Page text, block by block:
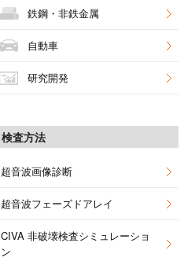
鉄鋼・非鉄金属
自動車
研究開発
検査方法
超音波画像診断
超音波フェーズドアレイ
CIVA 非破壊検査シミュレーショ
ン